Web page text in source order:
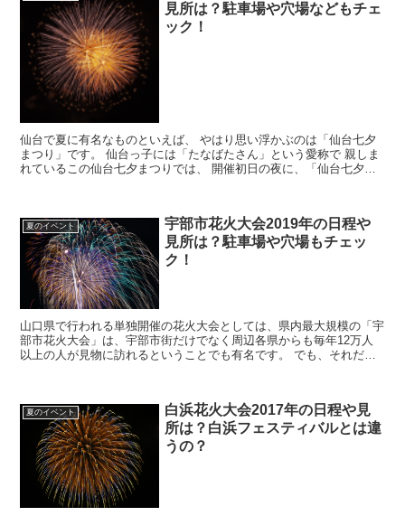
見所は？駐車場や穴場などもチェ
ック！
仙台で夏に有名なものといえば、 やはり思い浮かぶのは「仙台七夕
まつり」です。 仙台っ子には「たなばたさん」という愛称で 親しま
れているこの仙台七夕まつりでは、 開催初日の夜に、「仙台七夕花
夏のイベント
宇部市花火大会2019年の日程や
見所は？駐車場や穴場もチェッ
ク！
山口県で行われる単独開催の花火大会としては、県内最大規模の「宇
部市花火大会」は、宇部市街だけでなく周辺各県からも毎年12万人
以上の人が見物に訪れるということでも有名です。 でも、それだけ
夏のイベント
白浜花火大会2017年の日程や見
所は？白浜フェスティバルとは違
うの？